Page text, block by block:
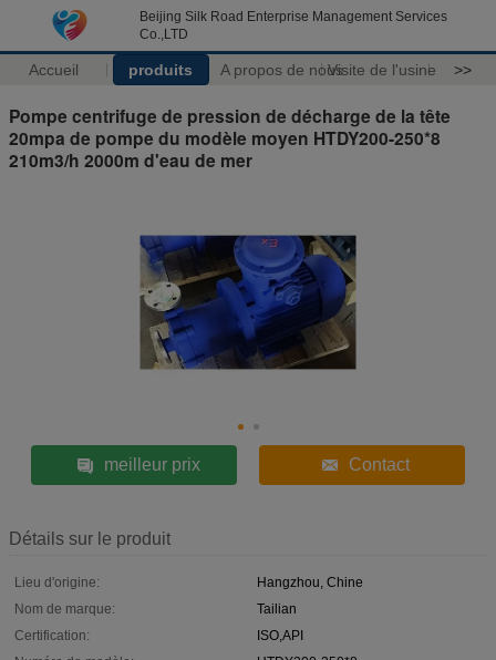
Beijing Silk Road Enterprise Management Services
Co.,LTD
Accueil produits A propos de nousVisite de l'usine >>
Pompe centrifuge de pression de décharge de la tête
20mpa de pompe du modèle moyen HTDY200-250*8
210m3/h 2000m d'eau de mer
meilleur prix Contact
Détails sur le produit
Lieu d'origine:
Hangzhou, Chine
Nom de marque:
Tailian
Certification:
ISO,API